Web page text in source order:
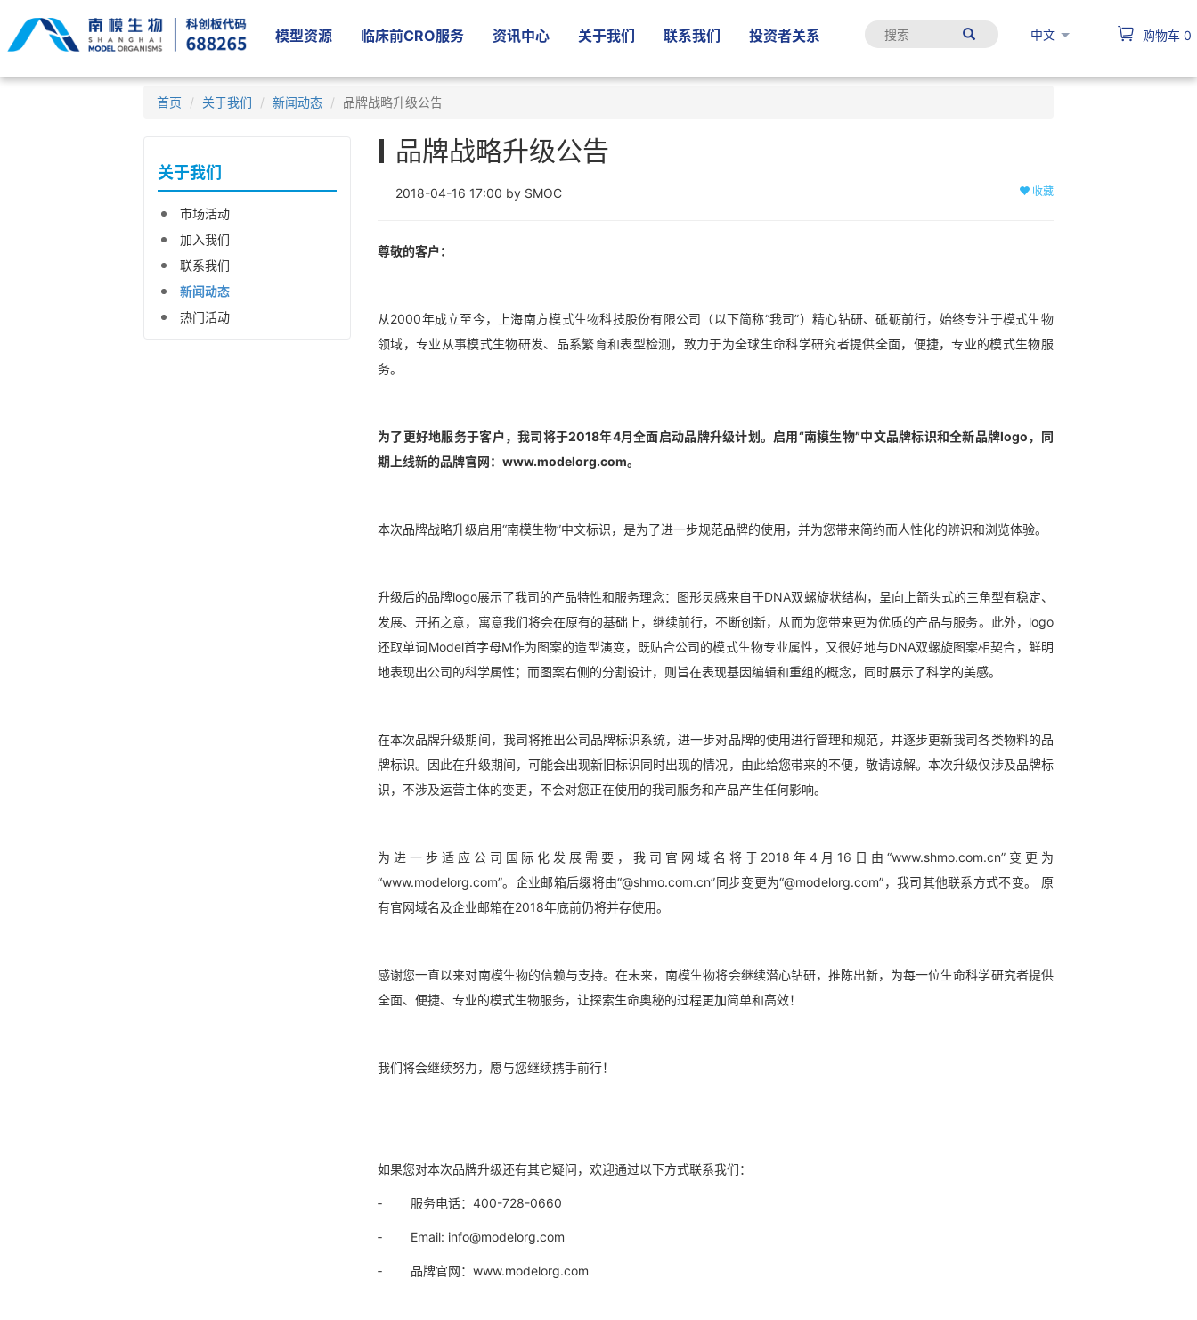
模型资源 临床前CRO服务 资讯中心 关于我们 联系我们 投资者关系 中文 购物车 0
首页 关于我们 新闻动态 品牌战略升级公告
关于我们
市场活动
加入我们
联系我们
新闻动态
热门活动
品牌战略升级公告
2018-04-16 17:00 by SMOC 收藏
尊敬的客户：
从2000年成立至今，上海南方模式生物科技股份有限公司（以下简称“我司”）精心钻研、砥砺前行，始终专注于模式生物
领域，专业从事模式生物研发、品系繁育和表型检测，致力于为全球生命科学研究者提供全面，便捷，专业的模式生物服
务。
为了更好地服务于客户，我司将于2018年4月全面启动品牌升级计划。启用“南模生物”中文品牌标识和全新品牌logo，同
期上线新的品牌官网：www.modelorg.com。
本次品牌战略升级启用“南模生物”中文标识，是为了进一步规范品牌的使用，并为您带来简约而人性化的辨识和浏览体验。
升级后的品牌logo展示了我司的产品特性和服务理念：图形灵感来自于DNA双螺旋状结构，呈向上箭头式的三角型有稳定、
发展、开拓之意，寓意我们将会在原有的基础上，继续前行，不断创新，从而为您带来更为优质的产品与服务。此外，logo
还取单词Model首字母M作为图案的造型演变，既贴合公司的模式生物专业属性，又很好地与DNA双螺旋图案相契合，鲜明
地表现出公司的科学属性；而图案右侧的分割设计，则旨在表现基因编辑和重组的概念，同时展示了科学的美感。
在本次品牌升级期间，我司将推出公司品牌标识系统，进一步对品牌的使用进行管理和规范，并逐步更新我司各类物料的品
牌标识。因此在升级期间，可能会出现新旧标识同时出现的情况，由此给您带来的不便，敬请谅解。本次升级仅涉及品牌标
识，不涉及运营主体的变更，不会对您正在使用的我司服务和产品产生任何影响。
为进一步适应公司国际化发展需要，我司官网域名将于2018年4月16日由“www.shmo.com.cn”变更为
“www.modelorg.com”。企业邮箱后缀将由“@shmo.com.cn”同步变更为“@modelorg.com”，我司其他联系方式不变。 原
有官网域名及企业邮箱在2018年底前仍将并存使用。
感谢您一直以来对南模生物的信赖与支持。在未来，南模生物将会继续潜心钻研，推陈出新，为每一位生命科学研究者提供
全面、便捷、专业的模式生物服务，让探索生命奥秘的过程更加简单和高效！
我们将会继续努力，愿与您继续携手前行！
如果您对本次品牌升级还有其它疑问，欢迎通过以下方式联系我们：
‐ 服务电话：400-728-0660
‐ Email: info@modelorg.com
‐ 品牌官网：www.modelorg.com